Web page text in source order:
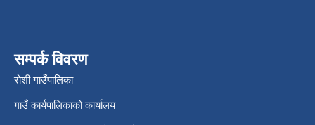
सम्पर्क विवरण
रोशी गाउँपालिका
गाउँ कार्यपालिकाको कार्यालय